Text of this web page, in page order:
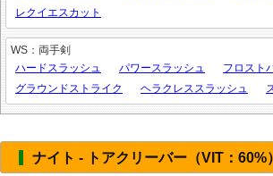
レクイエスカット
WS：両手剣
ハードスラッシュ
パワースラッシュ フロスト
グラウンドストライク
ヘラクレススラッシュ
ナイト - トアクリーバー（VIT：60%）